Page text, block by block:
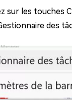
sur les touches
des